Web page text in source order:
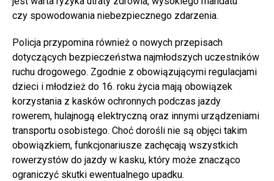
czy spowodowania niebezpiecznego zdarzenia.
Policja przypomina również o nowych przepisach
dotyczących bezpieczeństwa najmłodszych uczestników
ruchu drogowego. Zgodnie z obowiązującymi regulacjami
dzieci i młodzież do 16. roku życia mają obowiązek
korzystania z kasków ochronnych podczas jazdy
rowerem, hulajnogą elektryczną oraz innymi urządzeniami
transportu osobistego. Choć dorośli nie są objęci takim
obowiązkiem, funkcjonariusze zachęcają wszystkich
rowerzystów do jazdy w kasku, który może znacząco
ograniczyć skutki ewentualnego upadku.